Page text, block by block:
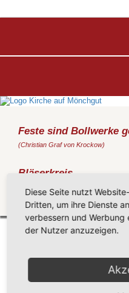
Feste sind Bollwerke
(Christian Graf von Krockow)
Bläserkreis
Zurück
Mönchgut 2026 | |
Diese Seite nutzt
Dritten, um ihre Dienste
verbessern und
der Nutzer anzuzeigen.